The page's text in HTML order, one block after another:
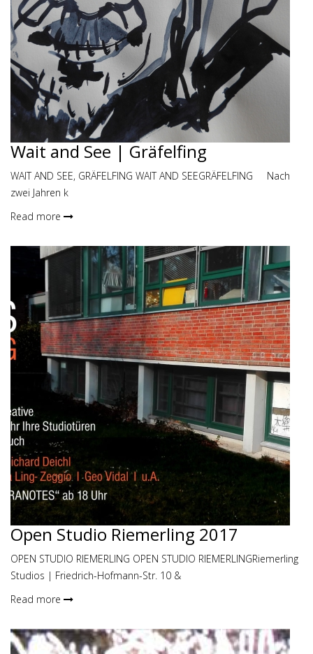
Wait and See | Gräfelfing
WAIT AND SEE, GRÄFELFING WAIT AND SEEGRÄFELFING Nach
zwei Jahren k
Read more
Open Studio Riemerling 2017
OPEN STUDIO RIEMERLING OPEN STUDIO RIEMERLINGRiemerling
Studios | Friedrich-Hofmann-Str. 10 &
Read more